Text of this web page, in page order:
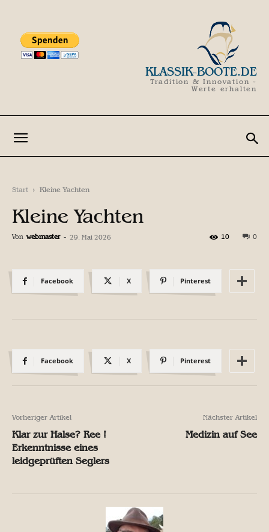
KLASSIK-BOOTE.DE
Tradition & Innovation -
Werte erhalten
Start Kleine Yachten
Kleine Yachten
Von webmaster - 29. Mai 2026 0
10
Facebook X Pinterest
Facebook X Pinterest
Vorheriger Artikel
Klar zur Halse? Ree !
Erkenntnisse eines
leidgeprüften Seglers
Nächster Artikel
Medizin auf See